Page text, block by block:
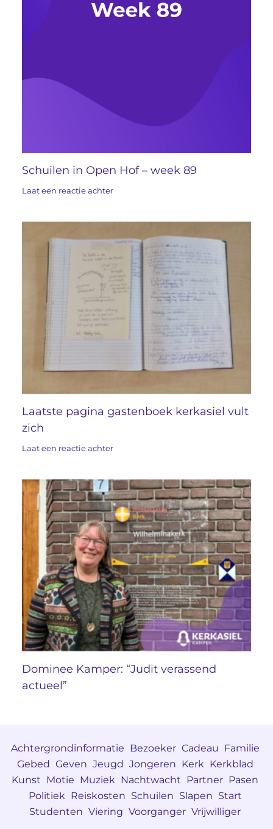
Schuilen in Open Hof – week 89
Laat een reactie achter
Laatste pagina gastenboek kerkasiel vult
zich
Laat een reactie achter
Dominee Kamper: “Judit verassend
actueel”
Achtergrondinformatie Bezoeker Cadeau Familie
Gebed Geven Jeugd Jongeren Kerk Kerkblad
Kunst Motie Muziek Nachtwacht Partner Pasen
Politiek Reiskosten Schuilen Slapen Start
Studenten Viering Voorganger Vrijwilliger